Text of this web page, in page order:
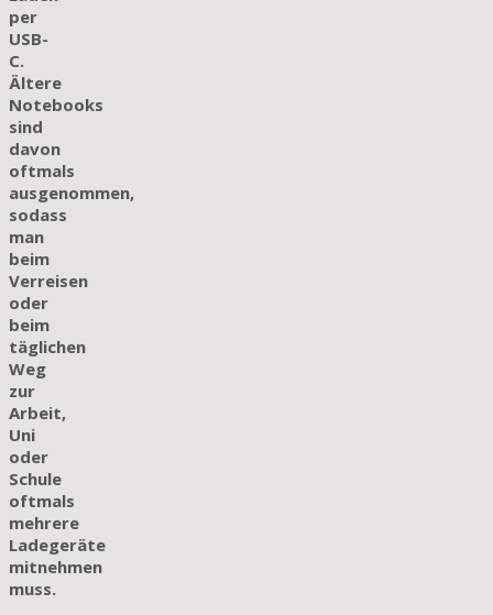
per
USB-
C.
Ältere
Notebooks
sind
davon
oftmals
ausgenommen,
sodass
man
beim
Verreisen
oder
beim
täglichen
Weg
zur
Arbeit,
Uni
oder
Schule
oftmals
mehrere
Ladegeräte
mitnehmen
muss.